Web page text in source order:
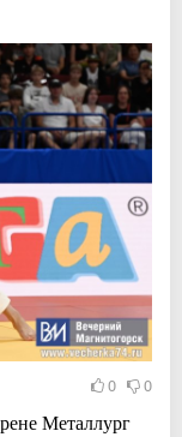
0 0
Металлург